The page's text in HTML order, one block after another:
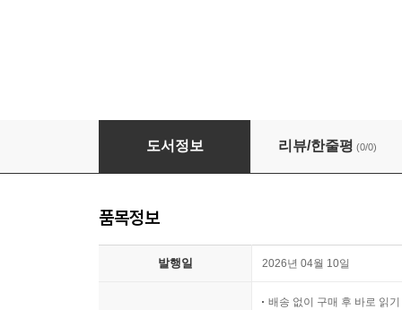
2026 물류관리사 물류관련법규
도서정보 리뷰/한줄평 (0/0)
품목정보
발행일 2026년 04월 10일
배송 없이 구매 후 바로 읽기